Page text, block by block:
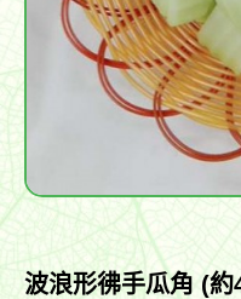
波浪形彿手瓜角 (約